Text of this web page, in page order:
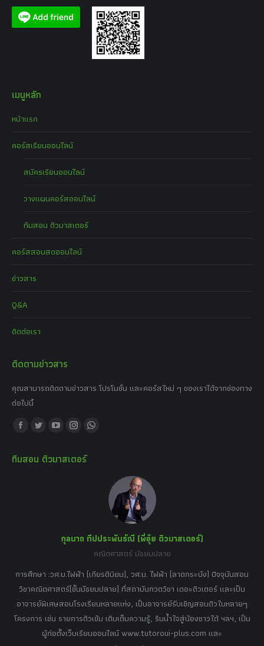
เมนูหลัก
หน้าแรก
คอร์สเรียนออนไลน์
สมัครเรียนออนไลน์
วางแผนคอร์สออนไลน์
ทีมสอน ติวมาสเตอร์
คอร์สสอนสดออนไลน์
ข่าวสาร
Q&A
ติดต่อเรา
ติดตามข่าวสาร
คุณสามารถติดตามข่าวสาร โปรโมชั่น และคอร์สใหม่ ๆ ของเราได้จากช่องทาง
ต่อไปนี้
Find us on:
Facebook
opens
Twitter
opens
YouTube
opens
Instagram
opens
Whatsapp
window
ทีมสอน ติวมาสเตอร์
กุลนาถ ทีปประพันธ์ณี (พี่อุ๋ย ติวมาสเตอร์)
คณิตศาสตร์ มัธยมปลาย
การศึกษา :วศ.บ.ไฟฟ้า (เกียรตินิยม), วศ.ม. ไฟฟ้า (ลาดกระบัง) ปัจจุบันสอน
วิชาคณิตศาสตร์(ชั้นมัธยมปลาย) ที่สถาบันกวดวิชา เดอะติวเตอร์ และเป็น
อาจารย์พิเศษสอนโรงเรียนหลายแห่ง, เป็นอาจารย์รับเชิญสอนติวในหลายๆ
โครงการ เช่น รายการติวเข้ม เติมเต็มความรู้, รินน้ำใจสู่น้องชาวใต้ ฯลฯ, เป็น
ผู้ก่อตั้งเว็บเรียนออนไลน์ www.tutoroui-plus.com และ